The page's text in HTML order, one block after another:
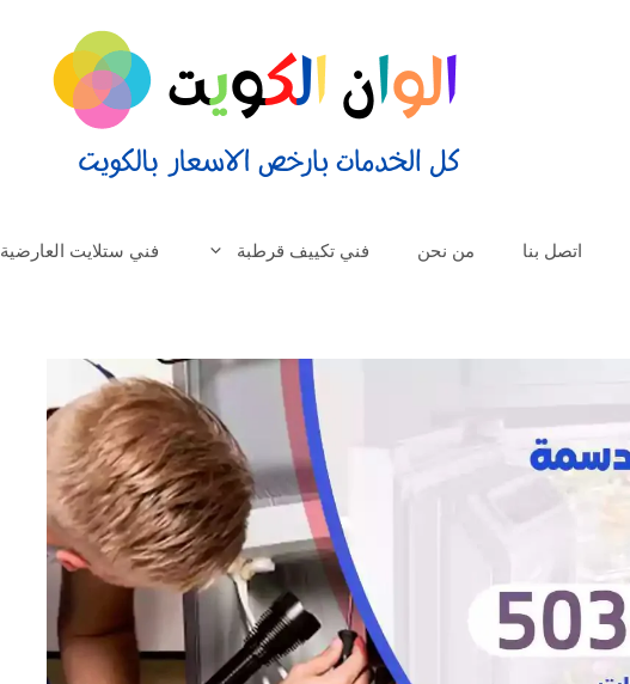
اتصل بنا من نحن فني تكييف قرطبة فني ستلايت العارضية